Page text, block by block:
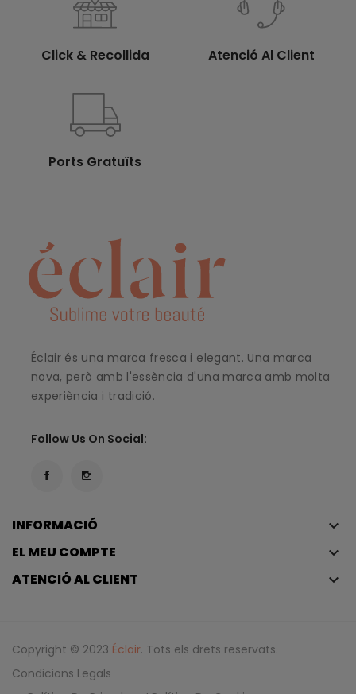
Click & Recollida Atenció Al Client
Ports Gratuïts
Éclair és una marca fresca i elegant. Una marca
nova, però amb l'essència d'una marca amb molta
experiència i tradició.
Follow Us On Social:
INFORMACIÓ keyboard_arrow_down
EL MEU COMPTE keyboard_arrow_down
ATENCIÓ AL CLIENT keyboard_arrow_down
Copyright © 2023 Éclair. Tots els drets reservats.
Condicions Legals